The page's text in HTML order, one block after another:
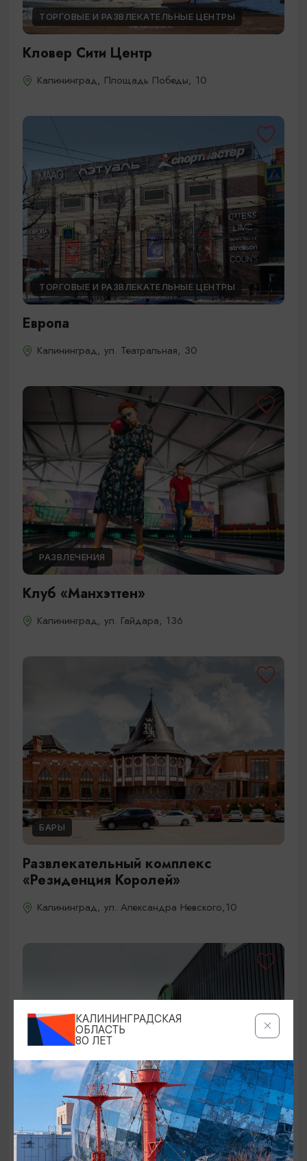
ТОРГОВЫЕ И РАЗВЛЕКАТЕЛЬНЫЕ ЦЕНТРЫ
Кловер Сити Центр
Калининград, Площадь Победы, 10
ТОРГОВЫЕ И РАЗВЛЕКАТЕЛЬНЫЕ ЦЕНТРЫ
Европа
Калининград, ул. Театральная, 30
РАЗВЛЕЧЕНИЯ
Клуб «Манхэттен»
Калининград, ул. Гайдара, 136
БАРЫ
Развлекательный комплекс
«Резиденция Королей»
Калининград, ул. Александра Невского,10
ТОРГОВЫЕ И РАЗВЛЕКАТЕЛЬНЫЕ ЦЕНТРЫ
Центральный рынок
КАЛИНИНГРАДСКАЯ
ОБЛАСТЬ
80 ЛЕТ